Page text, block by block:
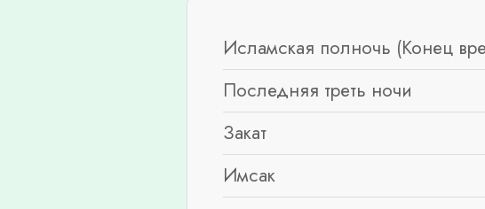
Исламская полночь (Конец
Последняя треть ночи
Закат
Имсак